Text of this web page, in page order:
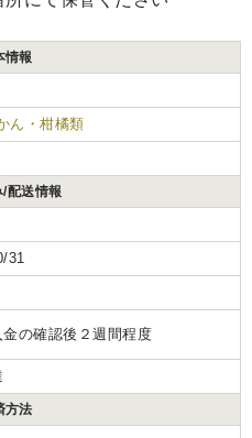
情報
ん・柑橘類
配送情報
31
の確認後２週間程度
方法